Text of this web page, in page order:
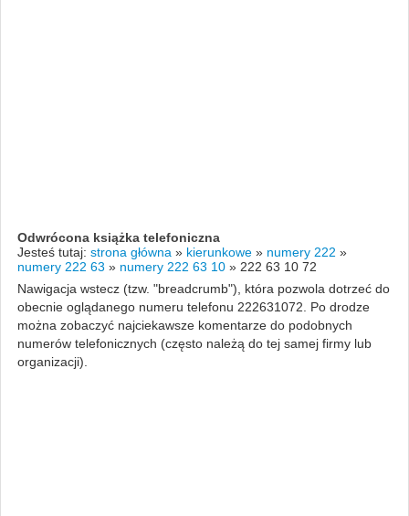
Odwrócona książka telefoniczna
Jesteś tutaj: strona główna » kierunkowe » numery 222 »
numery 222 63 » numery 222 63 10 » 222 63 10 72
Nawigacja wstecz (tzw. "breadcrumb"), która pozwola dotrzeć do
obecnie oglądanego numeru telefonu 222631072. Po drodze
można zobaczyć najciekawsze komentarze do podobnych
numerów telefonicznych (często należą do tej samej firmy lub
organizacji).